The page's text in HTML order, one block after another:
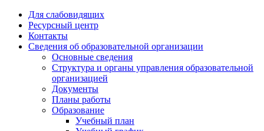
Для слабовидящих
Ресурсный центр
Контакты
Сведения об образовательной организации
Основные сведения
Структура и органы управления образовательной
организацией
Документы
Планы работы
Образование
Учебный план